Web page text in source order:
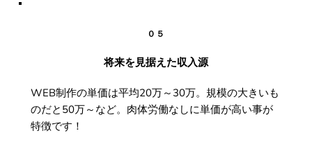
０５
将来を見据えた収入源
WEB制作の単価は平均20万～30万。規模の大きいも
のだと50万～など。肉体労働なしに単価が高い事が
特徴です！